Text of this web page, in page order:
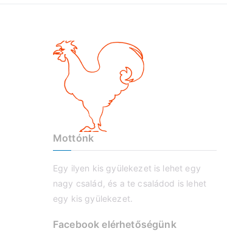
Mottónk
Egy ilyen kis gyülekezet is lehet egy
nagy család, és a te családod is lehet
egy kis gyülekezet.
Facebook elérhetőségünk